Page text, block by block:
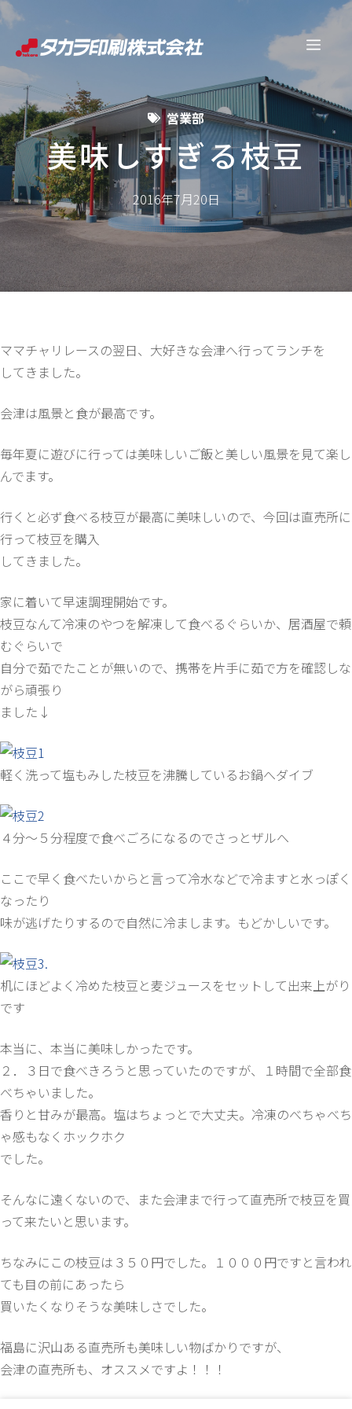
コ
ン
へ
ス
キ
プ
メ
ュ
ー
営業部
美味しすぎる枝豆
2016年7月20日
ママチャリレースの翌日、大好きな会津へ行ってランチを
してきました。
会津は風景と食が最高です。
毎年夏に遊びに行っては美味しいご飯と美しい風景を見て楽し
んでます。
行くと必ず食べる枝豆が最高に美味しいので、今回は直売所に
行って枝豆を購入
してきました。
家に着いて早速調理開始です。
枝豆なんて冷凍のやつを解凍して食べるぐらいか、居酒屋で頼
むぐらいで
自分で茹でたことが無いので、携帯を片手に茹で方を確認しな
がら頑張り
ました↓
軽く洗って塩もみした枝豆を沸騰しているお鍋へダイブ
４分～５分程度で食べごろになるのでさっとザルへ
ここで早く食べたいからと言って冷水などで冷ますと水っぽく
なったり
味が逃げたりするので自然に冷まします。もどかしいです。
机にほどよく冷めた枝豆と麦ジュースをセットして出来上がり
です
本当に、本当に美味しかったです。
２．３日で食べきろうと思っていたのですが、１時間で全部食
べちゃいました。
香りと甘みが最高。塩はちょっとで大丈夫。冷凍のべちゃべち
ゃ感もなくホックホク
でした。
そんなに遠くないので、また会津まで行って直売所で枝豆を買
って来たいと思います。
ちなみにこの枝豆は３５０円でした。１０００円ですと言われ
ても目の前にあったら
買いたくなりそうな美味しさでした。
福島に沢山ある直売所も美味しい物ばかりですが、
会津の直売所も、オススメですよ！！！